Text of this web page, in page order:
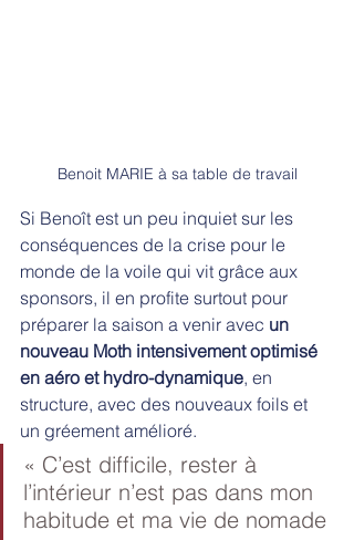
Benoit MARIE à sa table de travail
Si Benoît est un peu inquiet sur les
conséquences de la crise pour le
monde de la voile qui vit grâce aux
sponsors, il en profite surtout pour
préparer la saison a venir avec un
nouveau Moth intensivement optimisé
en aéro et hydro-dynamique, en
structure, avec des nouveaux foils et
un gréement amélioré.
« C’est difficile, rester à
l’intérieur n’est pas dans mon
habitude et ma vie de nomade